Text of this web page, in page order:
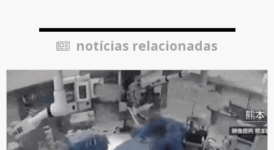
notícias relacionadas